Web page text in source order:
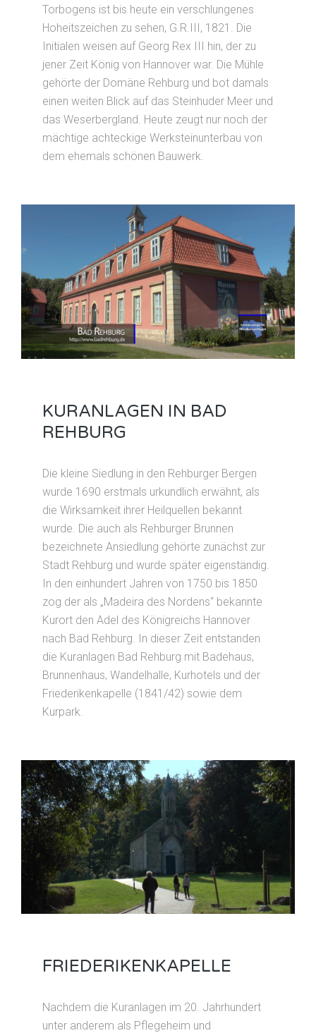
Torbogens ist bis heute ein verschlungenes
Hoheitszeichen zu sehen, G.R.III, 1821. Die
Initialen weisen auf Georg Rex III hin, der zu
jener Zeit König von Hannover war. Die Mühle
gehörte der Domäne Rehburg und bot damals
einen weiten Blick auf das Steinhuder Meer und
das Weserbergland. Heute zeugt nur noch der
mächtige achteckige Werksteinunterbau von
dem ehemals schönen Bauwerk.
KURANLAGEN IN BAD
REHBURG
Die kleine Siedlung in den Rehburger Bergen
wurde 1690 erstmals urkundlich erwähnt, als
die Wirksamkeit ihrer Heilquellen bekannt
wurde. Die auch als Rehburger Brunnen
bezeichnete Ansiedlung gehörte zunächst zur
Stadt Rehburg und wurde später eigenständig.
In den einhundert Jahren von 1750 bis 1850
zog der als „Madeira des Nordens“ bekannte
Kurort den Adel des Königreichs Hannover
nach Bad Rehburg. In dieser Zeit entstanden
die Kuranlagen Bad Rehburg mit Badehaus,
Brunnenhaus, Wandelhalle, Kurhotels und der
Friederikenkapelle (1841/42) sowie dem
Kurpark.
FRIEDERIKENKAPELLE
Nachdem die Kuranlagen im 20. Jahrhundert
unter anderem als Pflegeheim und